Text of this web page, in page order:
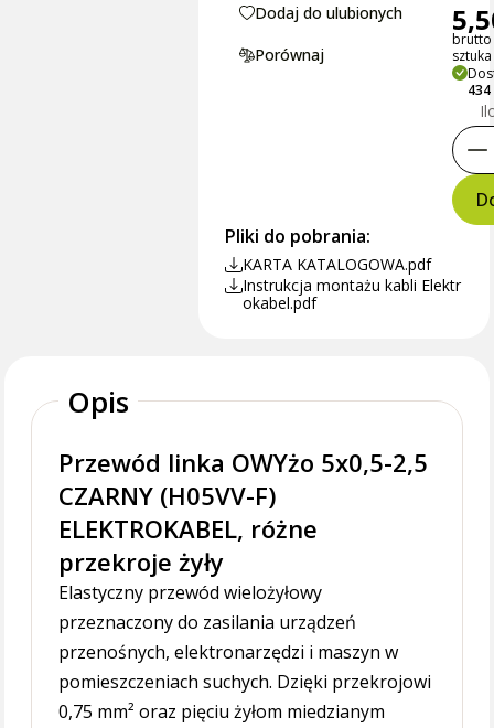
Dodaj do ulubionych
Porównaj
brutto
Pliki do pobrania:
KARTA KATALOGOWA.pdf
Instrukcja montażu kabli Elektr
okabel.pdf
Opis
Przewód linka OWYżo 5x0,5-2,5
CZARNY (H05VV-F)
ELEKTROKABEL, różne
przekroje żyły
Elastyczny przewód wielożyłowy
przeznaczony do zasilania urządzeń
przenośnych, elektronarzędzi i maszyn w
pomieszczeniach suchych. Dzięki przekrojowi
0,75 mm² oraz pięciu żyłom miedzianym